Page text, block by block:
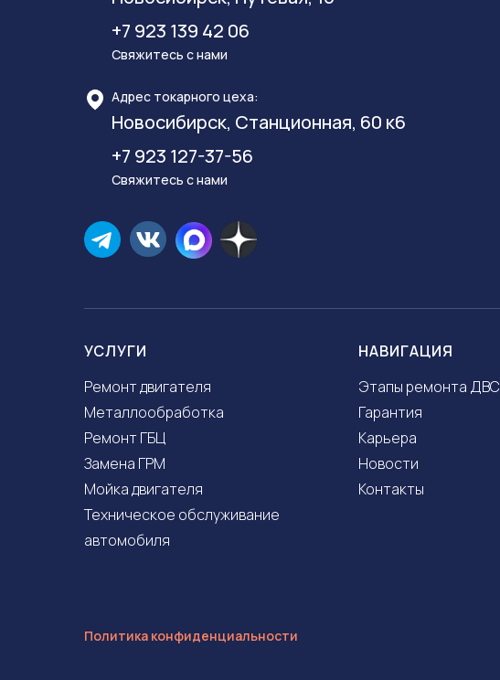
+7 923 127-37-56
Новосибирск, Станционная, 60 к6
Свяжитесь с нами
Адрес токарного цеха:
+7 923 139 42 06
Свяжитесь с нами
УСЛУГИ
Ремонт двигателя
Металлообработка
Ремонт ГБЦ
Замена ГРМ
Мойка двигателя
Техническое обслуживание
автомобиля
НАВИГАЦИЯ
Этапы ремонта ДВС
Гарантия
Карьера
Новости
Контакты
Политика конфиденциальности